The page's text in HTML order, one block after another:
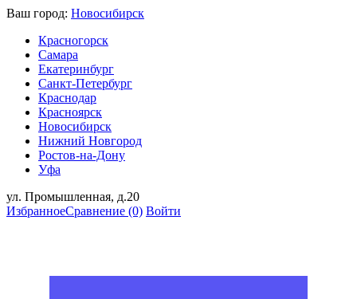
Ваш город: Новосибирск
Красногорск
Самара
Екатеринбург
Санкт-Петербург
Краснодар
Красноярск
Новосибирск
Нижний Новгород
Ростов-на-Дону
Уфа
ул. Промышленная, д.20
ИзбранноеСравнение (0) Войти